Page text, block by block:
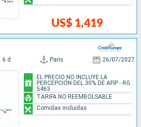
US$ 1,419
6 d Paris 26/07/2027
EL PRECIO NO INCLUYE LA
PERCEPCIÓN DEL 30% DE AFIP - RG
5463
TARIFA NO REEMBOLSABLE
Comidas incluidas